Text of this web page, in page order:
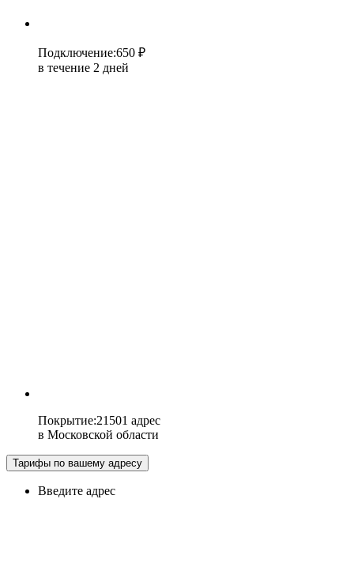
Подключение:650 ₽
в течение 2 дней
Покрытие:21501 адрес
в Московской области
Тарифы по вашему адресу
Введите адрес